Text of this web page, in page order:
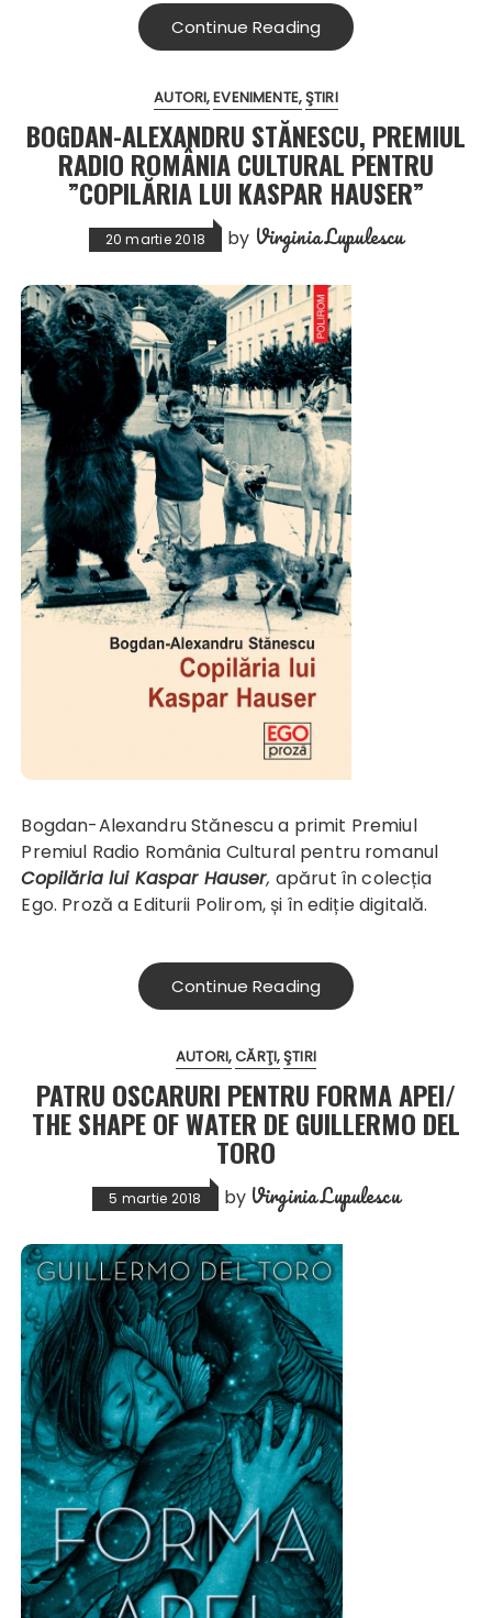
Continue Reading
AUTORI EVENIMENTE ŞTIRI
BOGDAN-ALEXANDRU STĂNESCU, PREMIUL
RADIO ROMÂNIA CULTURAL PENTRU
”COPILĂRIA LUI KASPAR HAUSER”
20 martie 2018 by Virginia Lupulescu
Bogdan-Alexandru Stănescu a primit Premiul
Premiul Radio România Cultural pentru romanul
Copilăria lui Kaspar Hauser, apărut în colecția
Ego. Proză a Editurii Polirom, și în ediție digitală.
Continue Reading
AUTORI CĂRŢI ŞTIRI
PATRU OSCARURI PENTRU FORMA APEI/
THE SHAPE OF WATER DE GUILLERMO DEL
TORO
5 martie 2018 by Virginia Lupulescu